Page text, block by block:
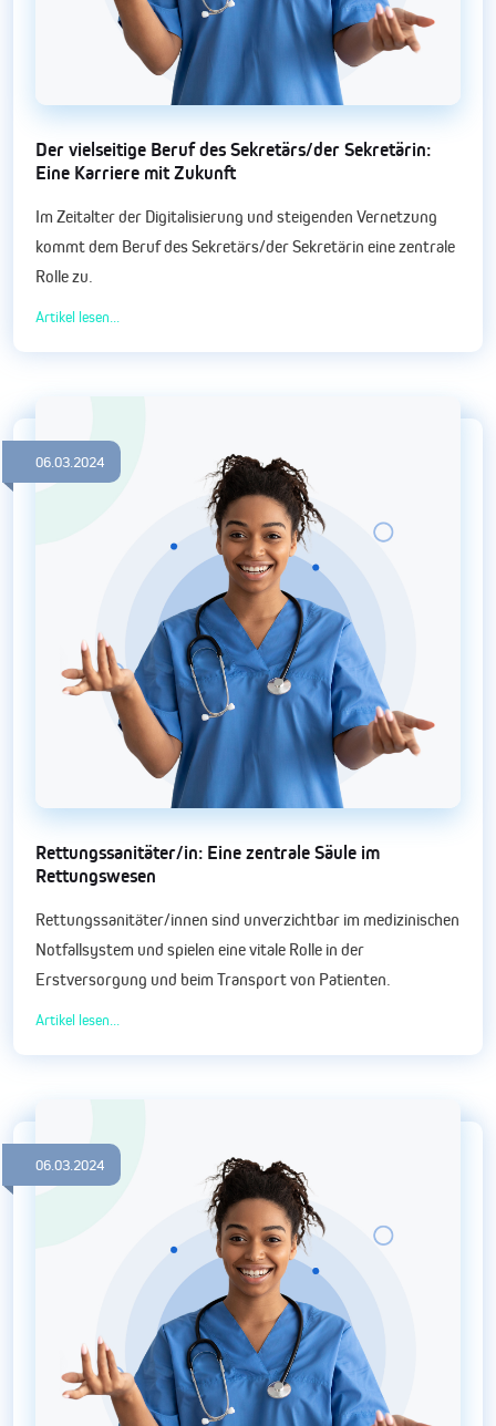
Der vielseitige Beruf des Sekretärs/der Sekretärin:
Eine Karriere mit Zukunft
Im Zeitalter der Digitalisierung und steigenden Vernetzung
kommt dem Beruf des Sekretärs/der Sekretärin eine zentrale
Rolle zu.
Artikel lesen...
06.03.2024
Rettungssanitäter/in: Eine zentrale Säule im
Rettungswesen
Rettungssanitäter/innen sind unverzichtbar im medizinischen
Notfallsystem und spielen eine vitale Rolle in der
Erstversorgung und beim Transport von Patienten.
Artikel lesen...
06.03.2024